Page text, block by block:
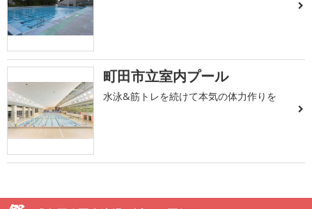
町田市立室内プール
水泳&筋トレを続けて本気の体力作りを